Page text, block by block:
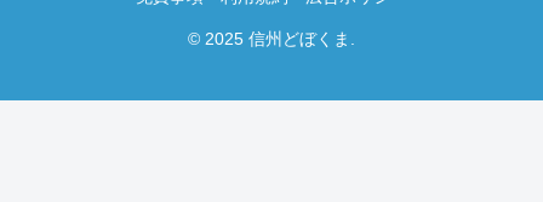
© 2025 信州どぼくま.